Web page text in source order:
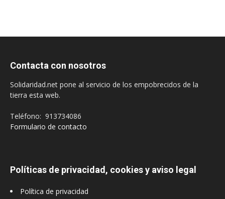
Contacta con nosotros
Solidaridad.net pone al servicio de los empobrecidos de la
tierra esta web.
Teléfono: 913734086
Formulario de contacto
Políticas de privacidad, cookies y aviso legal
Política de privacidad